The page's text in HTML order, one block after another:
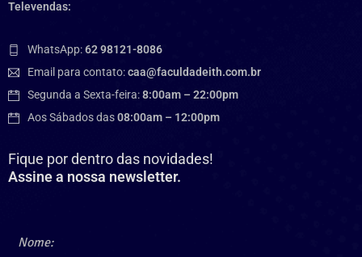
Televendas:
WhatsApp:62 98121-8086
Email para contato:caa@faculdadeith.com.br
Segunda a Sexta-feira:8:00am – 22:00pm
Aos Sábados das08:00am – 12:00pm
Fique por dentro das novidades!
Assine a nossa newsletter.